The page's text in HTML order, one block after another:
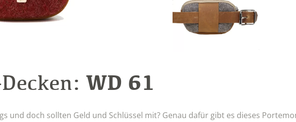
WD 61
und doch sollten Geld und Schlüssel mit? Genau dafür gibt es dieses